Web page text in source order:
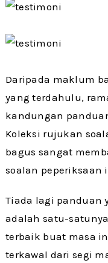
Daripada maklum
yang terdahulu,
kandungan
Koleksi rujukan
bagus sangat
soalan peperiksaan
Tiada lagi panduan
adalah satu-
terbaik buat masa
terkawal dari segi